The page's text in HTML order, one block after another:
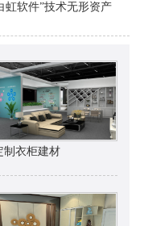
虹软件”技术无形资产
制衣柜建材